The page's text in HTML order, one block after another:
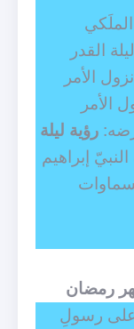
القدر
الأمر
الأمر
رؤية ليلة
إبراهيم
رمضان
رسولِ